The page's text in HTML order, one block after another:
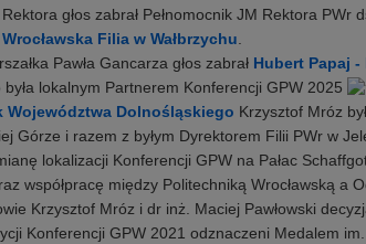
głos zabrał Pełnomocnik JM Rektora
Filia w Wałbrzychu
Pawła Gancarza głos zabrał Hubert Papaj -
lokalnym Partnerem Konferencji GPW 2025
Województwa Dolnośląskiego Krzysztof Mróz
Górze i razem z byłym Dyrektorem Filii PWr w
lokalizacji Konferencji GPW na Pałac
współpracę między Politechniką Wrocławską a
Krzysztof Mróz i dr inż. Maciej Pawłowski
Konferencji GPW 2021 odznaczeni Medalem